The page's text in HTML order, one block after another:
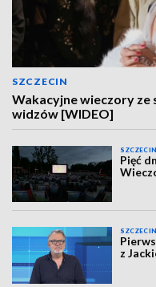
SZCZECIN
Wakacyjne wieczory ze
widzów [WIDEO]
SZCZECIN
Pięć
SZCZECIN
z